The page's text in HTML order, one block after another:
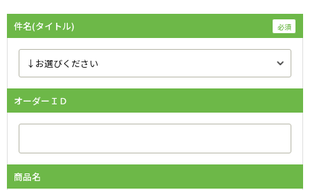
件名(タイトル)
オーダーＩＤ
商品名